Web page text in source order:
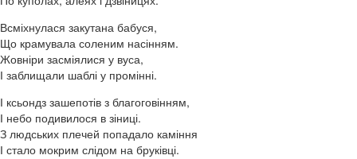
Всміхнулася закутана бабуся,
Що крамувала соленим насінням.
Жовніри засміялися у вуса,
І заблищали шаблі у промінні.
І ксьондз зашепотів з благоговінням,
І небо подивилося в зіниці.
З людських плечей попадало каміння
І стало мокрим слідом на бруківці.